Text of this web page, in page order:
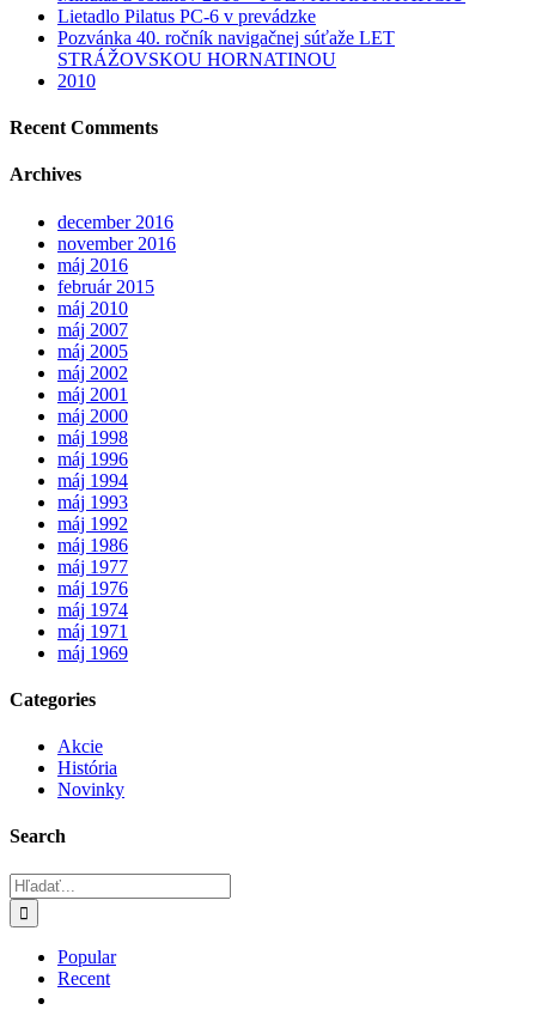
Lietadlo Pilatus PC-6 v prevádzke
Pozvánka 40. ročník navigačnej súťaže LET
STRÁŽOVSKOU HORNATINOU
2010
Recent Comments
Archives
december 2016
november 2016
máj 2016
február 2015
máj 2010
máj 2007
máj 2005
máj 2002
máj 2001
máj 2000
máj 1998
máj 1996
máj 1994
máj 1993
máj 1992
máj 1986
máj 1977
máj 1976
máj 1974
máj 1971
máj 1969
Categories
Akcie
História
Novinky
Search
Hľadať:
Popular
Recent